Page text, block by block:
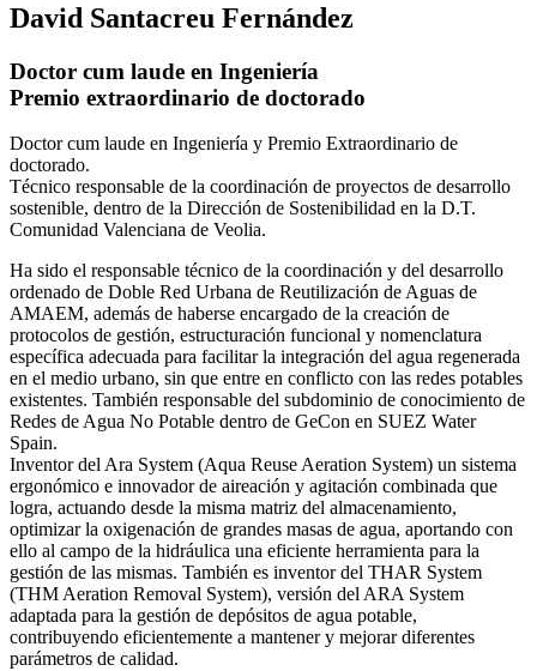
David Santacreu Fernández
Doctor cum laude en Ingeniería
Premio extraordinario de doctorado
Doctor cum laude en Ingeniería y Premio Extraordinario de
doctorado.
Técnico responsable de la coordinación de proyectos de desarrollo
sostenible, dentro de la Dirección de Sostenibilidad en la D.T.
Comunidad Valenciana de Veolia.
Ha sido el responsable técnico de la coordinación y del desarrollo
ordenado de Doble Red Urbana de Reutilización de Aguas de
AMAEM, además de haberse encargado de la creación de
protocolos de gestión, estructuración funcional y nomenclatura
específica adecuada para facilitar la integración del agua regenerada
en el medio urbano, sin que entre en conflicto con las redes potables
existentes. También responsable del subdominio de conocimiento de
Redes de Agua No Potable dentro de GeCon en SUEZ Water
Spain.
Inventor del Ara System (Aqua Reuse Aeration System) un sistema
ergonómico e innovador de aireación y agitación combinada que
logra, actuando desde la misma matriz del almacenamiento,
optimizar la oxigenación de grandes masas de agua, aportando con
ello al campo de la hidráulica una eficiente herramienta para la
gestión de las mismas. También es inventor del THAR System
(THM Aeration Removal System), versión del ARA System
adaptada para la gestión de depósitos de agua potable,
contribuyendo eficientemente a mantener y mejorar diferentes
parámetros de calidad.